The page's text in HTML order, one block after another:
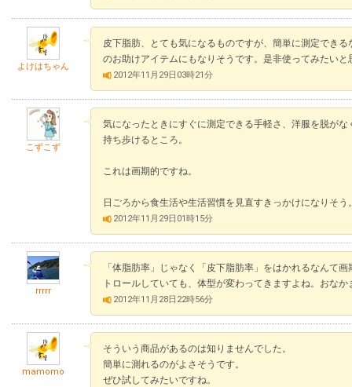
よけはちゃん
皮下脂肪、とても気になるものですが、簡単に測定でき
のお助けアイテムにもなりそうです。是非使ってみたいと
2012年11月29日03時21分
こずこず
気になったときにすぐに測定できる手軽さ、洋服を脱がな
持ち歩けるところ。
これは画期的ですね。
日ごろから食生活や生活習慣を見直すきっかけになりそう
2012年11月29日01時15分
rrrrr
「体脂肪率」じゃなく「皮下脂肪率」をはかれるなんて
トロールしていても、体型が変わってきますよね。おな
2012年11月28日22時56分
mamomo
そういう商品があるのは知りませんでした。
簡単に測れるのがよさそうです。
ぜひ試してみたいですね。